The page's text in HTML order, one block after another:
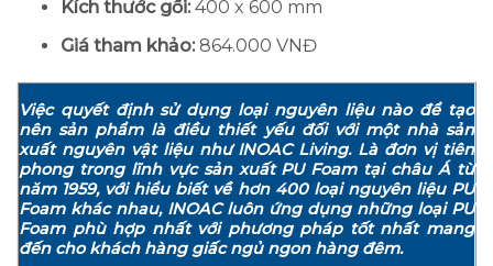
Kích thước gối:400 x 600 mm
Giá tham khảo:864.000 VNĐ
Việc quyết định sử dụng loại nguyên liệu nào để tạo
nên sản phẩm là điều thiết yếu đối với một nhà sản
xuất nguyên vật liệu như INOAC Living. Là đơn vị tiên
phong trong lĩnh vực sản xuất PU Foam tại châu Á từ
năm 1959, với hiểu biết về hơn 400 loại nguyên liệu PU
Foam khác nhau, INOAC luôn ứng dụng những loại PU
Foam phù hợp nhất với phương pháp tốt nhất mang
đến cho khách hàng giấc ngủ ngon hàng đêm.